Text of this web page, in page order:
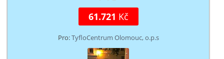
61.721 Kč
Pro:TyfloCentrum Olomouc, o.p.s